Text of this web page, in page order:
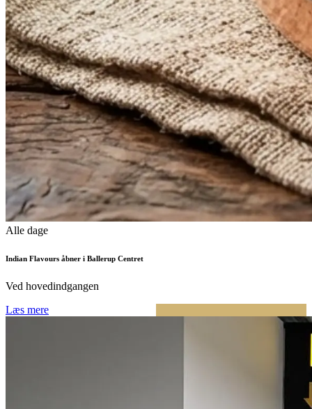
Alle dage
Indian Flavours åbner i Ballerup Centret
Ved hovedindgangen
Læs mere